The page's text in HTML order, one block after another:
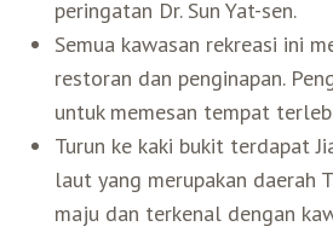
peringatan Dr. Sun Yat-sen.
Semua kawasan rekreasi ini
restoran dan penginapan.
untuk memesan tempat
Turun ke kaki bukit terdapat
laut yang merupakan daerah
maju dan terkenal dengan